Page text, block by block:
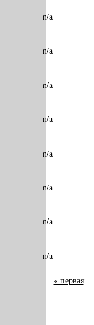
n/a
n/a
n/a
n/a
n/a
n/a
n/a
n/a
« первая